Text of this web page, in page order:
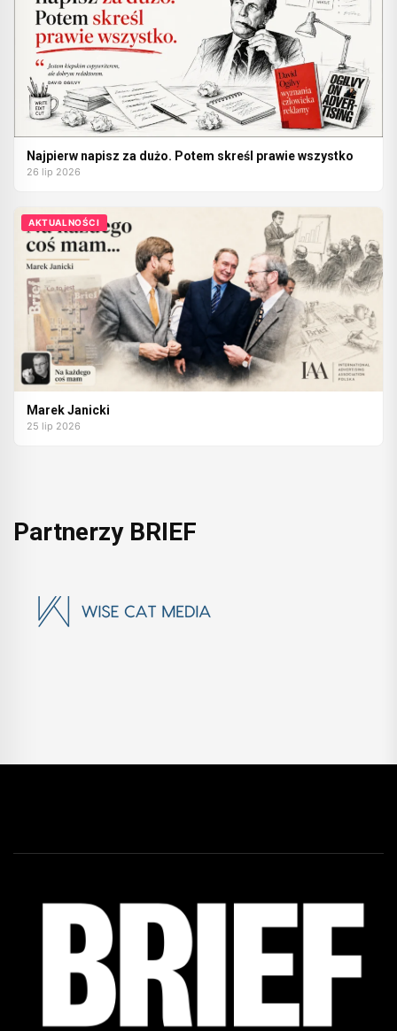
Najpierw napisz za dużo. Potem skreśl prawie wszystko
26 lip 2026
AKTUALNOŚCI
Marek Janicki
25 lip 2026
Partnerzy BRIEF